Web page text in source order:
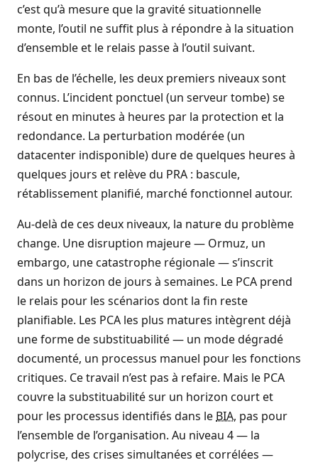
c’est qu’à mesure que la gravité situationnelle
monte, l’outil ne suffit plus à répondre à la situation
d’ensemble et le relais passe à l’outil suivant.
En bas de l’échelle, les deux premiers niveaux sont
connus. L’incident ponctuel (un serveur tombe) se
résout en minutes à heures par la protection et la
redondance. La perturbation modérée (un
datacenter indisponible) dure de quelques heures à
quelques jours et relève du PRA : bascule,
rétablissement planifié, marché fonctionnel autour.
Au-delà de ces deux niveaux, la nature du problème
change. Une disruption majeure — Ormuz, un
embargo, une catastrophe régionale — s’inscrit
dans un horizon de jours à semaines. Le PCA prend
le relais pour les scénarios dont la fin reste
planifiable. Les PCA les plus matures intègrent déjà
une forme de substituabilité — un mode dégradé
documenté, un processus manuel pour les fonctions
critiques. Ce travail n’est pas à refaire. Mais le PCA
couvre la substituabilité sur un horizon court et
pour les processus identifiés dans le BIA, pas pour
l’ensemble de l’organisation. Au niveau 4 — la
polycrise, des crises simultanées et corrélées —